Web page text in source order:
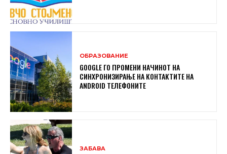
ОБРАЗОВАНИЕ
GOOGLE ГО ПРОМЕНИ НАЧИНОТ НА
СИНХРОНИЗИРАЊЕ НА КОНТАКТИТЕ НА
ANDROID ТЕЛЕФОНИТЕ
ЗАБАВА